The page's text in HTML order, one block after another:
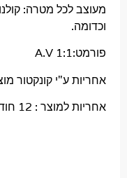
מטרה: קולנוע ביתי,
ע"י קונקטור מוצרי
: 12 חודשים